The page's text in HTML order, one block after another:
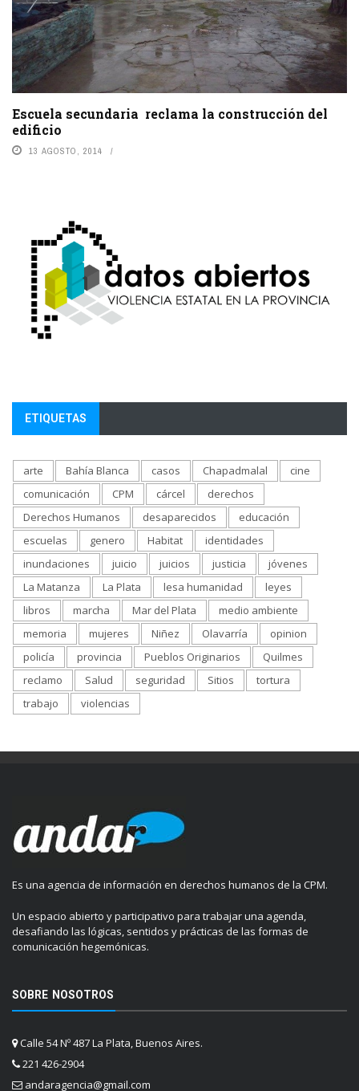
Escuela secundaria reclama la construcción del
edificio
13 AGOSTO, 2014
ETIQUETAS
arte Bahía Blanca casos Chapadmalal
cine
comunicación
CPM cárcel
derechos
Derechos Humanos
desaparecidos
educación
escuelas
genero Habitat
identidades
inundaciones
juicio juicios justicia
jóvenes
La Matanza
La Plata lesa humanidad
leyes
libros
marcha Mar del Plata
medio ambiente
memoria
mujeres Niñez Olavarría
opinion
policía
provincia Pueblos Originarios
Quilmes
reclamo
Salud seguridad Sitios
tortura
trabajo
violencias
Es una agencia de información en derechos humanos de la CPM.
Un espacio abierto y participativo para trabajar una agenda,
desafiando las lógicas, sentidos y prácticas de las formas de
comunicación hegemónicas.
SOBRE NOSOTROS
Calle 54 Nº 487 La Plata, Buenos Aires.
221 426-2904
andaragencia@gmail.com